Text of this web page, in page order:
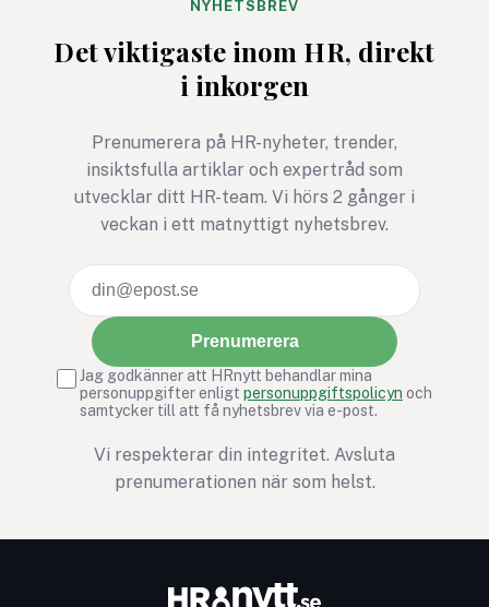
NYHETSBREV
Det viktigaste inom HR, direkt
i inkorgen
Prenumerera på HR-nyheter, trender,
insiktsfulla artiklar och expertråd som
utvecklar ditt HR-team. Vi hörs 2 gånger i
veckan i ett matnyttigt nyhetsbrev.
Prenumerera
Jag godkänner att HRnytt behandlar mina
personuppgifter enligt personuppgiftspolicyn och
samtycker till att få nyhetsbrev via e-post.
Vi respekterar din integritet. Avsluta
prenumerationen när som helst.